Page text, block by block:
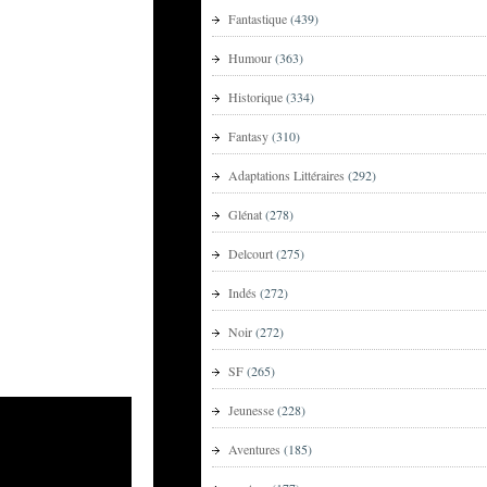
Fantastique(439)
Humour(363)
Historique(334)
Fantasy(310)
Adaptations Littéraires (292)
Glénat(278)
Delcourt(275)
Indés (272)
Noir(272)
SF(265)
Jeunesse(228)
Aventures (185)